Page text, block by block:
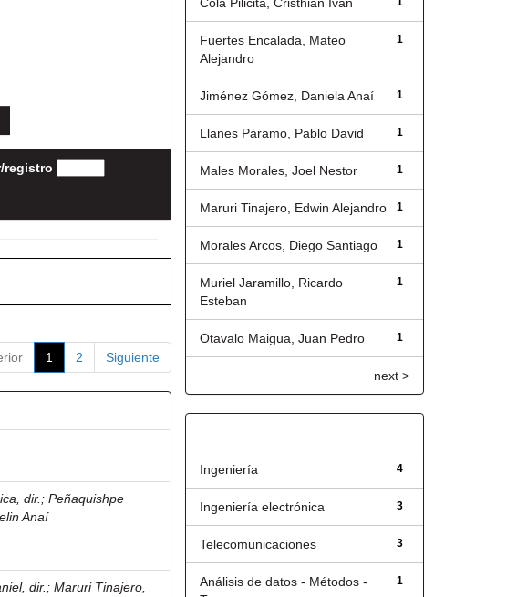
registro
1 2 Siguiente
dir. ;Peñaquishpe
Anaí
dir. ;Maruri Tinajero,
1
Fuertes Encalada, Mateo
Alejandro
1
Jiménez Gómez, Daniela Anaí
1
Llanes Páramo, Pablo David
1
Males Morales, Joel Nestor
1
Maruri Tinajero, Edwin Alejandro
1
Morales Arcos, Diego Santiago
1
Muriel Jaramillo, Ricardo
Esteban
1
Otavalo Maigua, Juan Pedro
next >
4
Ingeniería
3
Ingeniería electrónica
3
Telecomunicaciones
1
Análisis de datos - Métodos -